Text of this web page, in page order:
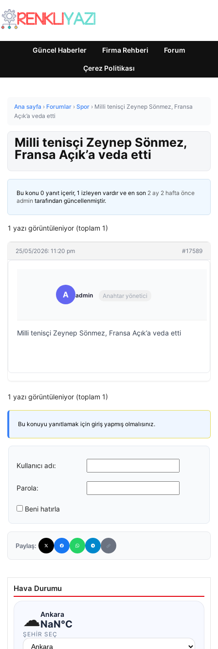
Güncel Haberler Firma Rehberi Forum
Çerez Politikası
Ana sayfa › Forumlar › Spor › Milli tenisçi Zeynep Sönmez, Fransa
Açık’a veda etti
Milli tenisçi Zeynep Sönmez,
Fransa Açık’a veda etti
Bu konu 0 yanıt içerir, 1 izleyen vardır ve en son 2 ay 2 hafta önce
admin tarafından güncellenmiştir.
1 yazı görüntüleniyor (toplam 1)
25/05/2026: 11:20 pm #17589
A admin Anahtar yönetici
Milli tenisçi Zeynep Sönmez, Fransa Açık’a veda etti
1 yazı görüntüleniyor (toplam 1)
Bu konuyu yanıtlamak için giriş yapmış olmalısınız.
Kullanıcı adı:
Parola:
Beni hatırla
Paylaş:
Hava Durumu
☁Ankara
NaN°C
ŞEHIR SEÇ